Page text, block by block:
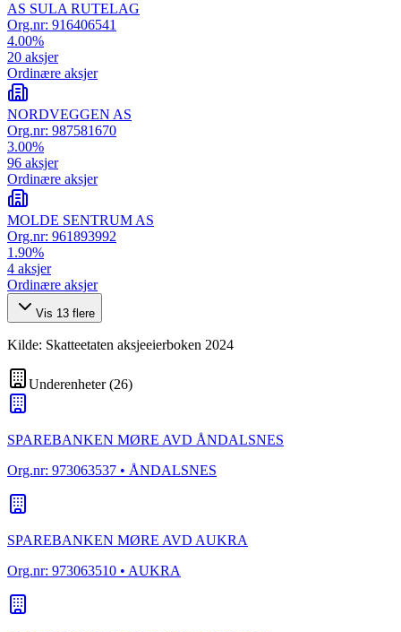
AS SULA RUTELAG
Org.nr: 916406541
4.00%
20 aksjer
Ordinære aksjer
NORDVEGGEN AS
Org.nr: 987581670
3.00%
96 aksjer
Ordinære aksjer
MOLDE SENTRUM AS
Org.nr: 961893992
1.90%
4 aksjer
Ordinære aksjer
Vis 13 flere
Kilde: Skatteetaten aksjeeierboken 2024
Underenheter(26)
SPAREBANKEN MØRE AVD ÅNDALSNES
Org.nr: 973063537 • ÅNDALSNES
SPAREBANKEN MØRE AVD AUKRA
Org.nr: 973063510 • AUKRA